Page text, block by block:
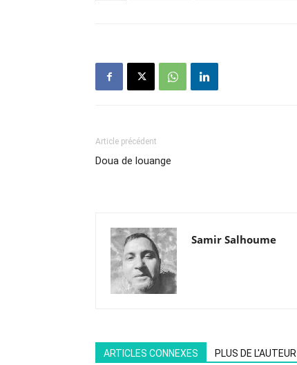
Article précédent
Doua de louange
Samir Salhoume
ARTICLES CONNEXES PLUS DE L'AUTEUR